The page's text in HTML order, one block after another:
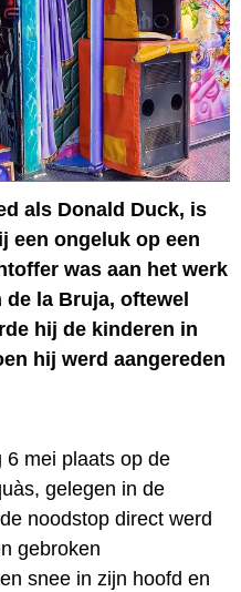
als Donald Duck, is
een ongeluk op een
was aan het werk
la Bruja, oftewel
hij de kinderen in
hij werd aangereden
6 mei plaats op de
gelegen in de
noodstop direct werd
gebroken
snee in zijn hoofd en